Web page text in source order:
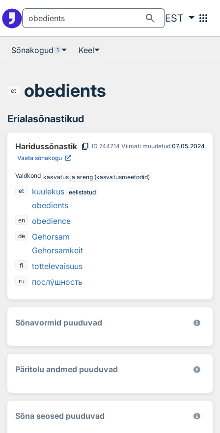
search EST apps
Sõnakogud 1 Keel
et obedients
Erialasõnastikud
Haridussõnastik content_copy ID 744714 Viimati muudetud 07.05.2024
Vaata sõnakogu
Valdkond kasvatus ja areng (kasvatusmeetodid)
et
kuulekus eelistatud
obedients
en obedience
de
Gehorsam
Gehorsamkeit
fi tottelevaisuus
ru послушность
Sõnavormid puuduvad
Päritolu andmed puuduvad
Sõna seosed puuduvad